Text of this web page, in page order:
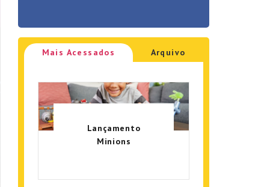
Mais Acessados Arquivo
Lançamento
Minions